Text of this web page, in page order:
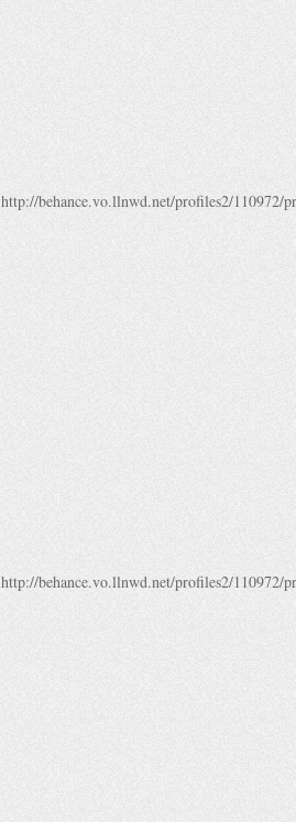
http://behance.vo.llnwd.net/profiles2/110972/
http://behance.vo.llnwd.net/profiles2/110972/